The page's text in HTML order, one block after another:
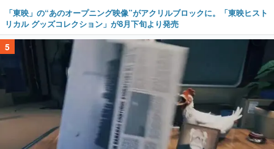
「東映」の“あのオープニング映像”がアクリルブロックに。「東映ヒスト
リカル グッズコレクション」が8月下旬より発売
5